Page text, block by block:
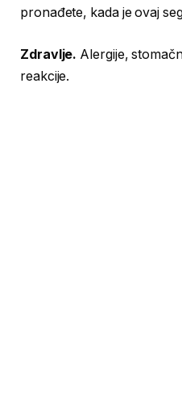
pronađete, kada je ovaj
Zdravlje. Alergije,
reakcije.